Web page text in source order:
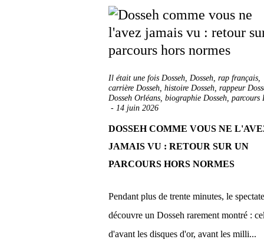
Il était une fois Dosseh, Dosseh, rap français,
carrière Dosseh, histoire Dosseh, rappeur
Dosseh Orléans, biographie Dosseh, parcours
- 14 juin 2026
DOSSEH COMME VOUS NE
JAMAIS VU : RETOUR SUR UN
PARCOURS HORS NORMES
Pendant plus de trente minutes, le
découvre un Dosseh rarement montré :
d'avant les disques d'or, avant les milli...